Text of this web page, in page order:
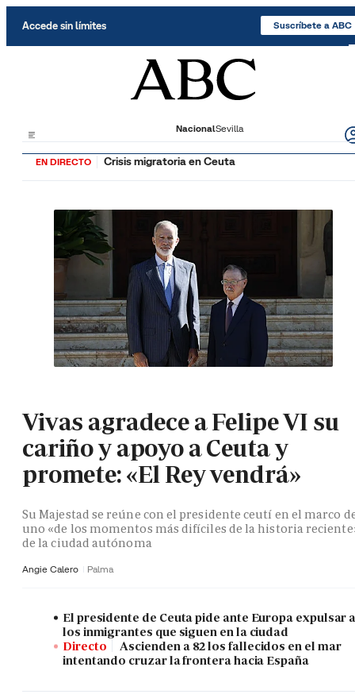
Accede sin límites Suscríbete a ABC
NacionalSevilla
EN DIRECTO Crisis migratoria en Ceuta
Vivas agradece a Felipe VI su
cariño y apoyo a Ceuta y
promete: «El Rey vendrá»
Su Majestad se reúne con el presidente ceutí en el marco
uno «de los momentos más difíciles de la historia
de la ciudad autónoma
Angie Calero Palma
El presidente de Ceuta pide ante Europa expulsar
los inmigrantes que siguen en la ciudad
Directo
Ascienden a 82 los fallecidos en el mar
intentando cruzar la frontera hacia España